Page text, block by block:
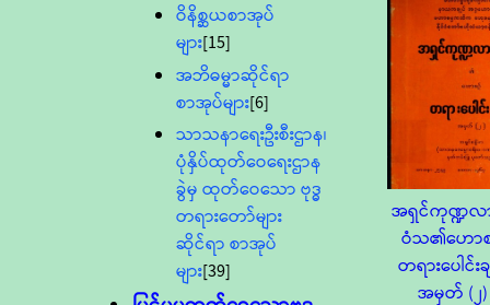
ဝိနိစ္ဆယစာအုပ်
များ[15]
အဘိဓမ္မာဆိုင်ရာ
စာအုပ်များ[6]
သာသနာရေးဦးစီးဌာန၊
ပုံနှိပ်ထုတ်ဝေရေးဌာန
ခွဲမှ ထုတ်ဝေသော ဗုဒ္ဓ
တရားတော်များ
ဆိုင်ရာ စာအုပ်
များ[39]
အရှင်ကုဏ္ဍ
ဝံသ၏ဟော
တရားပေါင်း
အမှတ် (၂)